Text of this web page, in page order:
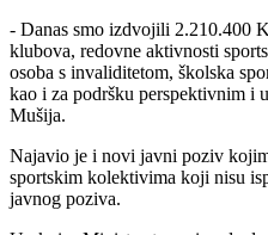
- Danas smo izdvojili 2.210.400
klubova, redovne aktivnosti
osoba s invaliditetom, školska
kao i za podršku perspektivnim i
Mušija.
Najavio je i novi javni poziv
sportskim kolektivima koji nisu
javnog poziva.